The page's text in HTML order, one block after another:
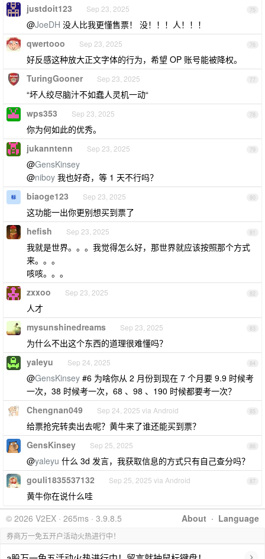
75
justdoit123 Sep 23, 2025
@JoeDH 没人比我更懂售票！ 没！！！人！！！
76
qwertooo Sep 23, 2025
好反感这种放大正文字体的行为，希望 OP 账号能被降权。
77
TuringGooner Sep 23, 2025
“坏人绞尽脑汁不如蠢人灵机一动“
78
wps353 Sep 23, 2025
你为何如此的优秀。
79
jukanntenn Sep 23, 2025
@GensKinsey
@niboy 我也好奇，等 1 天不行吗？
80
biaoge123 Sep 23, 2025
这功能一出你更别想买到票了
81
hefish Sep 23, 2025
我就是世界。。。我觉得怎么好，那世界就应该按照那个方式
来。。。
咳咳。。。
82
zxxoo Sep 23, 2025
人才
83
mysunshinedreams Sep 23, 2025
为什么不出这个东西的道理很难懂吗？
84
yaleyu Sep 24, 2025
@GensKinsey #6 为啥你从 2 月份到现在 7 个月要 9.9 时候考
一次，38 时候考一次，68 、98 、190 时候都要考一次？
85
Chengnan049 Sep 24, 2025 via Android
给票抢完转卖出去呢？黄牛来了谁还能买到票？
86
GensKinsey Sep 25, 2025
@yaleyu 什么 3d 发言，我获取信息的方式只有自己查分吗？
87
gouli1835537132 Sep 25, 2025 via Android
黄牛你在说什么哇
About · Language
© 2026 V2EX · 265ms · 3.9.8.5
券商万一免五开户活动火热进行中！